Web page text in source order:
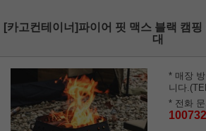
[카고컨테이너]파이어 핏 맥스 블랙 캠
대
* 매장
니다
* 전화